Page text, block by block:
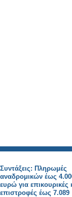
Συντάξεις: Πληρωμές
αναδρομικών έως
ευρώ για επικουρικές
επιστροφές έως 7.089